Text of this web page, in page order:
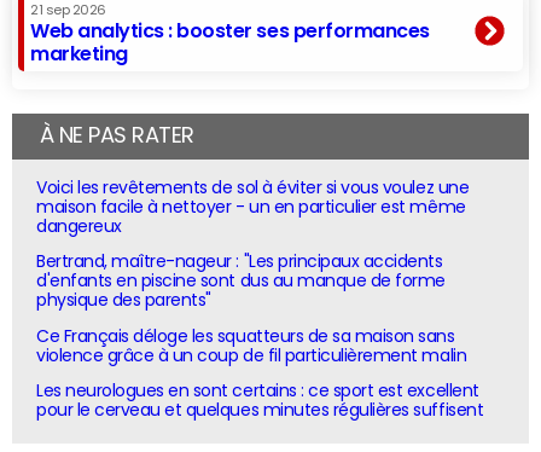
21 sep 2026
Web analytics : booster ses performances
marketing
À NE PAS RATER
Voici les revêtements de sol à éviter si vous voulez une
maison facile à nettoyer - un en particulier est même
dangereux
Bertrand, maître-nageur : "Les principaux accidents
d'enfants en piscine sont dus au manque de forme
physique des parents"
Ce Français déloge les squatteurs de sa maison sans
violence grâce à un coup de fil particulièrement malin
Les neurologues en sont certains : ce sport est excellent
pour le cerveau et quelques minutes régulières suffisent